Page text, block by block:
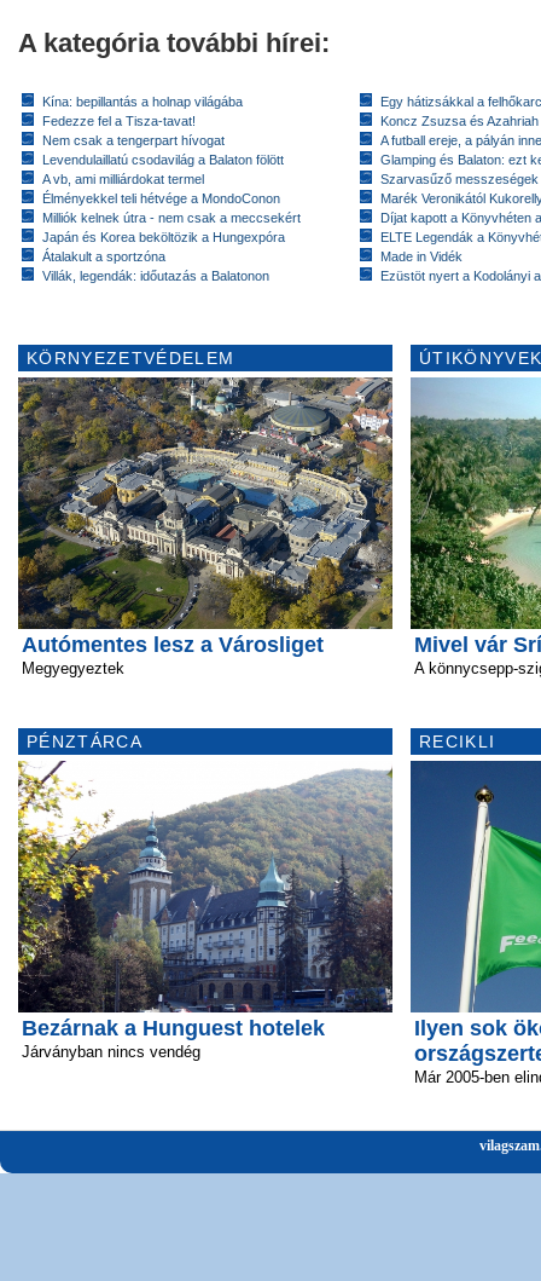
A kategória további hírei:
Kína: bepillantás a holnap világába
Fedezze fel a Tisza-tavat!
Nem csak a tengerpart hívogat
Levendulaillatú csodavilág a Balaton fölött
A vb, ami milliárdokat termel
Élményekkel teli hétvége a MondoConon
Milliók kelnek útra - nem csak a meccsekért
Japán és Korea beköltözik a Hungexpóra
Átalakult a sportzóna
Villák, legendák: időutazás a Balatonon
Egy hátizsákkal a
Koncz Zsuzsa és
A futball ereje, a pályán
Glamping és Balaton: ezt
Szarvasűző messzeségek
Marék Veronikától
Díjat kapott a Könyvhéten
ELTE Legendák a
Made in Vidék
Ezüstöt nyert a Kodolányi
KÖRNYEZETVÉDELEM
Autómentes lesz a Városliget
Megyegyeztek
PÉNZTÁRCA
Bezárnak a Hunguest hotelek
Járványban nincs vendég
Mivel vár
A könnycsepp-
RECIKLI
Ilyen sok
Már 2005-ben